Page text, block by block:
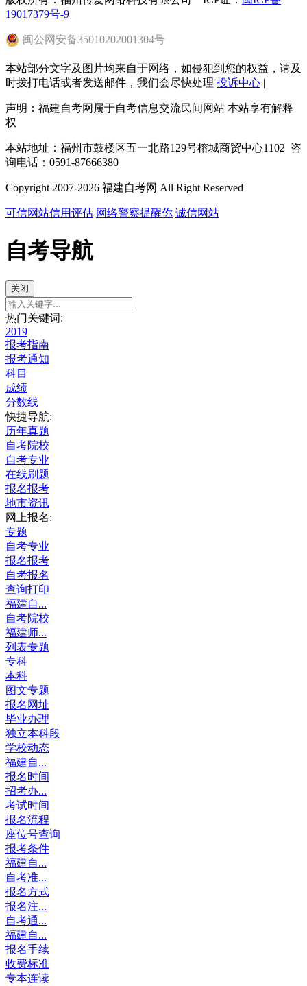
19017379号-9
闽公网安备35010202001304号
本站部分文字及图片均来自于网络，如侵犯到您的权益，请及
时拨打电话或者发送邮件，我们会尽快处理 投诉中心 |
声明：福建自考网属于自考信息交流民间网站 本站享有解释
权
本站地址：福州市鼓楼区五一北路129号榕城商贸中心1102 咨
询电话：0591-87666380
Copyright 2007-2026 福建自考网 All Right Reserved
可信网站信用评估 网络警察提醒你 诚信网站
自考导航
关闭
热门关键词:
2019
报考指南
报考通知
科目
成绩
分数线
快捷导航:
历年真题
自考院校
自考专业
在线刷题
报名报考
地市资讯
网上报名:
专题
自考专业
报名报考
自考报名
查询打印
福建自...
自考院校
福建师...
列表专题
专科
本科
图文专题
报名网址
毕业办理
独立本科段
学校动态
福建自...
报名时间
招考办...
考试时间
报名流程
座位号查询
报考条件
福建自...
自考准...
报名方式
报名注...
自考通...
福建自...
报名手续
收费标准
专本连读